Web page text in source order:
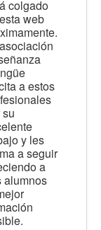
colgado
web
a estos
y les
a seguir
a
alumnos